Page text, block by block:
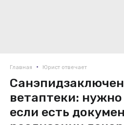
Главная • Юрист отвечает
ветаптеки:
если есть